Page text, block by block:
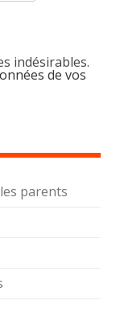
indésirables.
de vos
parents